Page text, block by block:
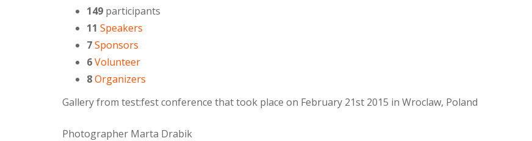
149 participants
11 Speakers
7Sponsors
6Volunteer
8Organizers
Gallery from test:fest conference that took place on February 21st 2015 in Wroclaw, Poland
Photographer Marta Drabik